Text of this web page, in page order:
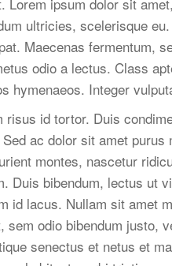
ultricies, scelerisque
Maecenas fermentum,
odio a lectus. Class
hymenaeos. Integer
risus id tortor. Duis
ac dolor sit amet
montes, nascetur
Duis bibendum, lectus ut
id lacus. Nullam sit amet
sem odio bibendum justo,
senectus et netus et